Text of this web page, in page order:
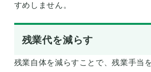
すめしません。
残業代を減らす
残業自体を減らすことで、残業手当